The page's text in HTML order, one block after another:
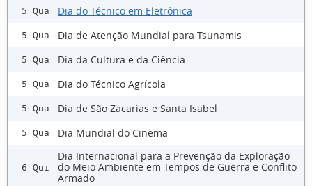
5 Qua Dia do Técnico em Eletrônica
5 Qua Dia de Atenção Mundial para Tsunamis
5 Qua Dia da Cultura e da Ciência
5 Qua Dia do Técnico Agrícola
5 Qua Dia de São Zacarias e Santa Isabel
5 Qua Dia Mundial do Cinema
6 Qui
Dia Internacional para a Prevenção da Exploração
do Meio Ambiente em Tempos de Guerra e Conflito
Armado